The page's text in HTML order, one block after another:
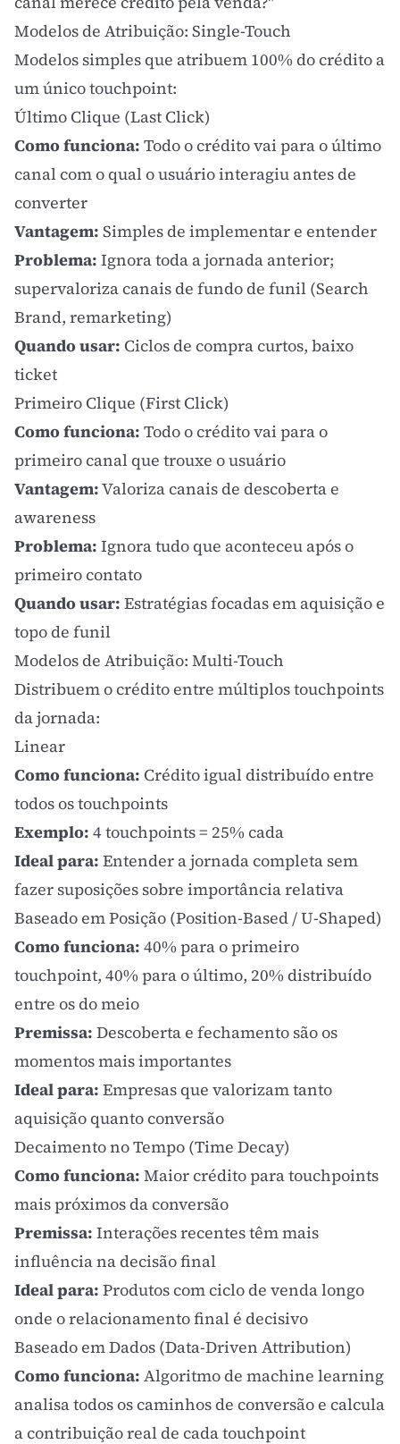
Modelos de Atribuição: Single-Touch
Modelos simples que atribuem 100% do crédito a
um único touchpoint:
Último Clique (Last Click)
Como funciona: Todo o crédito vai para o último
canal com o qual o usuário interagiu antes de
converter
Vantagem: Simples de implementar e entender
Problema: Ignora toda a jornada anterior;
supervaloriza canais de fundo de funil (Search
Brand, remarketing)
Quando usar: Ciclos de compra curtos, baixo
ticket
Primeiro Clique (First Click)
Como funciona: Todo o crédito vai para o
primeiro canal que trouxe o usuário
Vantagem:Valoriza canais de descoberta e
awareness
Problema: Ignora tudo que aconteceu após o
primeiro contato
Quando usar: Estratégias focadas em aquisição e
topo de funil
Modelos de Atribuição: Multi-Touch
Distribuem o crédito entre múltiplos touchpoints
da jornada:
Linear
Como funciona: Crédito igual distribuído entre
todos os touchpoints
Exemplo: 4 touchpoints = 25% cada
Ideal para: Entender a jornada completa sem
fazer suposições sobre importância relativa
Baseado em Posição (Position-Based / U-Shaped)
Como funciona: 40% para o primeiro
touchpoint, 40% para o último, 20% distribuído
entre os do meio
Premissa: Descoberta e fechamento são os
momentos mais importantes
Ideal para: Empresas que valorizam tanto
aquisição quanto conversão
Decaimento no Tempo (Time Decay)
Como funciona: Maior crédito para touchpoints
mais próximos da conversão
Premissa: Interações recentes têm mais
influência na decisão final
Ideal para: Produtos com ciclo de venda longo
onde o relacionamento final é decisivo
Baseado em Dados (Data-Driven Attribution)
Como funciona: Algoritmo de machine learning
analisa todos os caminhos de conversão e calcula
a contribuição real de cada touchpoint